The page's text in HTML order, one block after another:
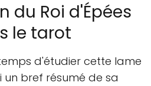
du Roi d'Épées
le tarot
d'étudier cette lame
un bref résumé de sa